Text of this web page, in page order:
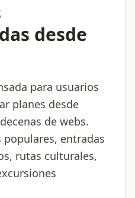
desde
para usuarios
planes desde
de webs.
entradas
rutas culturales,